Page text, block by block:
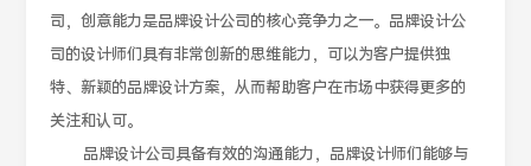
司，创意能力是品牌设计公司的核心竞争力之一。品牌设计公
司的设计师们具有非常创新的思维能力，可以为客户提供独
特、新颖的品牌设计方案，从而帮助客户在市场中获得更多的
关注和认可。
品牌设计公司具备有效的沟通能力，品牌设计师们能够与